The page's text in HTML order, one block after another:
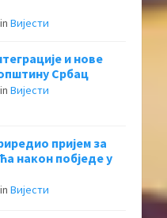
in Вијести
и нове
Србац
in Вијести
пријем за
након побједе у
in Вијести